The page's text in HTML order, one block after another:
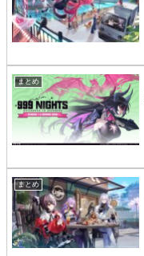
まとめ
まとめ